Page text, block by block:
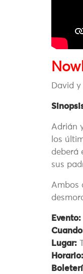
David
Adrián
los
deberá
sus
Ambos
Evento:
Lugar:
Horario: